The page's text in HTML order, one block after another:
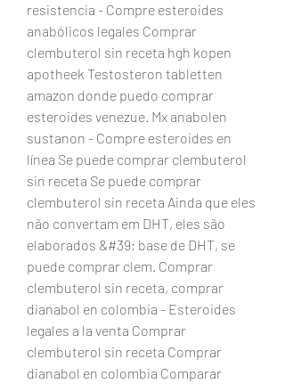
resistencia - Compre esteroides
anabólicos legales Comprar
clembuterol sin receta hgh kopen
apotheek Testosteron tabletten
amazon donde puedo comprar
esteroides venezue. Mx anabolen
sustanon - Compre esteroides en
línea Se puede comprar clembuterol
sin receta Se puede comprar
clembuterol sin receta Ainda que eles
não convertam em DHT, eles são
elaborados &#39; base de DHT, se
puede comprar clem. Comprar
clembuterol sin receta, comprar
dianabol en colombia - Esteroides
legales a la venta Comprar
clembuterol sin receta Comprar
dianabol en colombia Comparar